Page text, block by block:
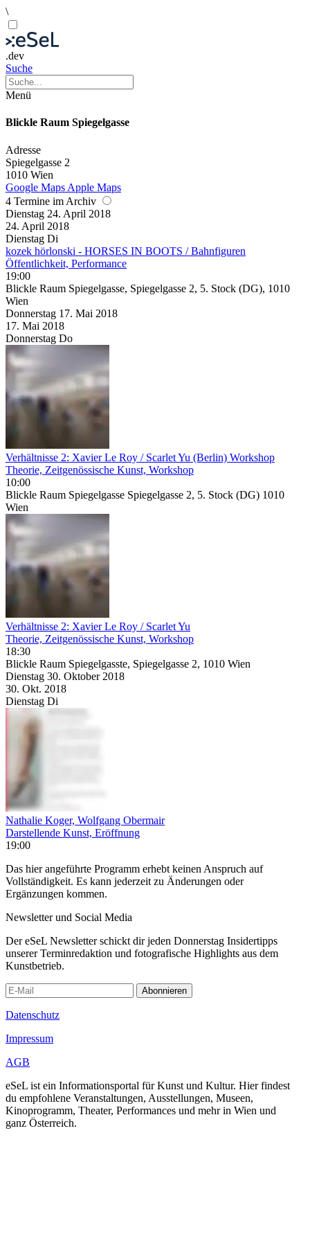
\
.dev
Suche
Menü
Blickle Raum Spiegelgasse
Adresse
Spiegelgasse 2
1010 Wien
Google Maps Apple Maps
4 Termine im Archiv
Dienstag 24. April 2018
24. April 2018
Dienstag Di
kozek hörlonski - HORSES IN BOOTS / Bahnfiguren
Öffentlichkeit, Performance
19:00
Blickle Raum Spiegelgasse, Spiegelgasse 2, 5. Stock (DG), 1010
Wien
Donnerstag 17. Mai 2018
17. Mai 2018
Donnerstag Do
Verhältnisse 2: Xavier Le Roy / Scarlet Yu (Berlin) Workshop
Theorie, Zeitgenössische Kunst, Workshop
10:00
Blickle Raum Spiegelgasse Spiegelgasse 2, 5. Stock (DG) 1010
Wien
Verhältnisse 2: Xavier Le Roy / Scarlet Yu
Theorie, Zeitgenössische Kunst, Workshop
18:30
Blickle Raum Spiegelgasste, Spiegelgasse 2, 1010 Wien
Dienstag 30. Oktober 2018
30. Okt. 2018
Dienstag Di
Nathalie Koger, Wolfgang Obermair
Darstellende Kunst, Eröffnung
19:00
Das hier angeführte Programm erhebt keinen Anspruch auf
Vollständigkeit. Es kann jederzeit zu Änderungen oder
Ergänzungen kommen.
Newsletter und Social Media
Der eSeL Newsletter schickt dir jeden Donnerstag Insidertipps
unserer Terminredaktion und fotografische Highlights aus dem
Kunstbetrieb.
Abonnieren
Datenschutz
Impressum
AGB
eSeL ist ein Informationsportal für Kunst und Kultur. Hier findest
du empfohlene Veranstaltungen, Ausstellungen, Museen,
Kinoprogramm, Theater, Performances und mehr in Wien und
ganz Österreich.